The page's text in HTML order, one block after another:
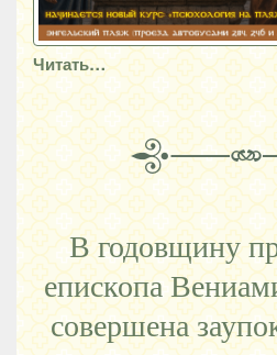
Читать…
В годовщину
епископа
совершена